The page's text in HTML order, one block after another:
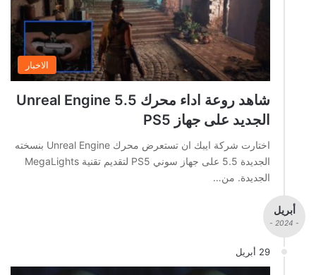
الاخبار
شاهد روعة اداء محرك Unreal Engine 5.5
الجديد على جهاز PS5
اختارت شركة ايبك ان تستعرض محرك Unreal Engine بنسخته
الجديدة 5.5 على جهاز سوني PS5 لتقديم تقنية MegaLights
الجديدة. من…
أبريل
- 2024 -
29 أبريل